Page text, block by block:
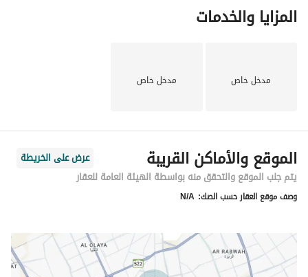
المزايا والخدمات
مدخل خاص مدخل خاص
الموقع والأماكن القريبة
عرض على الخريطة
يتم جلب الموقع والتحقق منه بواسطة الهيئة العامة للعقار
وصف موقع العقار حسب الصك: N/A